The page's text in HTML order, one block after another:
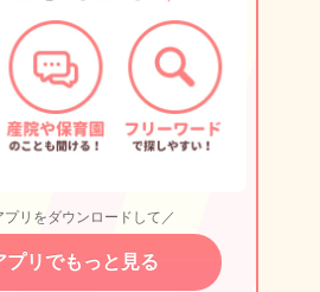
プリをダウンロードして／
プリでもっと見る